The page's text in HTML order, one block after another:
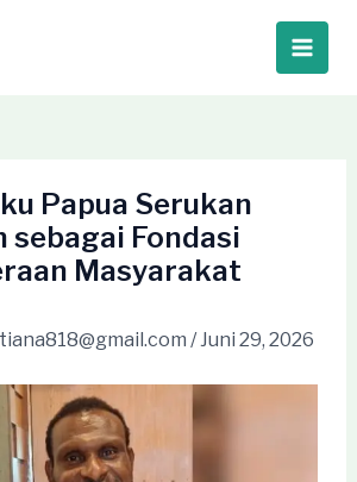
Main
Papua Serukan
sebagai Fondasi
Masyarakat
/Juni 29, 2026